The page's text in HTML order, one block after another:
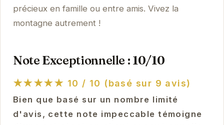
précieux en famille ou entre amis. Vivez la
montagne autrement !
Note Exceptionnelle : 10/10
★★★★★ 10 / 10 (basé sur 9 avis)
Bien que basé sur un nombre limité
d'avis, cette note impeccable témoigne